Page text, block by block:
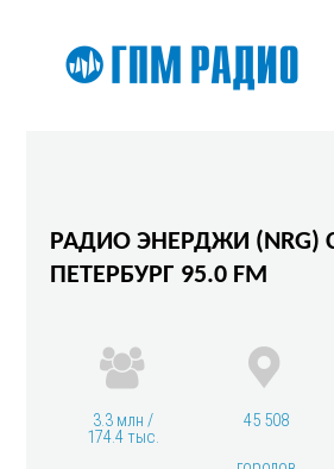
РАДИО ЭНЕРДЖИ (NRG)
ПЕТЕРБУРГ 95.0 FM
3.3 млн /
174.4 тыс.
45 508